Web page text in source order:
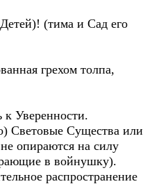
(тима и Сад его
грехом толпа,
Уверенности.
Световые Существа или
опираются на силу
в войнушку).
распространение